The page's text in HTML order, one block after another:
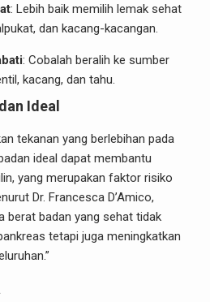
: Lebih baik memilih lemak sehat
dan kacang-kacangan.
: Cobalah beralih ke sumber
kacang, dan tahu.
Ideal
tekanan yang berlebihan pada
ideal dapat membantu
yang merupakan faktor risiko
Dr. Francesca D’Amico,
berat badan yang sehat tidak
tetapi juga meningkatkan